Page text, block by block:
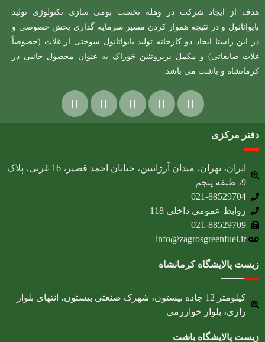
هدف از ایجاد شرکت در وهله نخست بومی سازی تکنولوژی تولید
بایواتانول و در نتیجه هموار کردن مسیر سرمایه گذاری بخش خصوصی و
در این راستا ایجاد دو کارخانه تولید بایواتانول سوختی از غلات (خصوصاً
غلات ضایعاتی) و مکمل پرپروتئین خوراک به عنوان محصول جانبی در
کرمانشاه و باشت می باشد.
دفتر مرکزی
ایران، تهران، میدان آرژانتین، خیابان احمد قصیر، 16 غربی، پلاک
9، طبقه پنجم
021-88529704
روابط عمومی داخلی 118
021-88529709
info@zagrosgreenfuel.ir​
زیست پالایشگاه کرمانشاه
کیلومتر 12 جاده بیستون، شهرک صنعتی بیستون، انتهای بلوار
رازی، بلوار خوارزمی
زیست پالایشگاه باشت